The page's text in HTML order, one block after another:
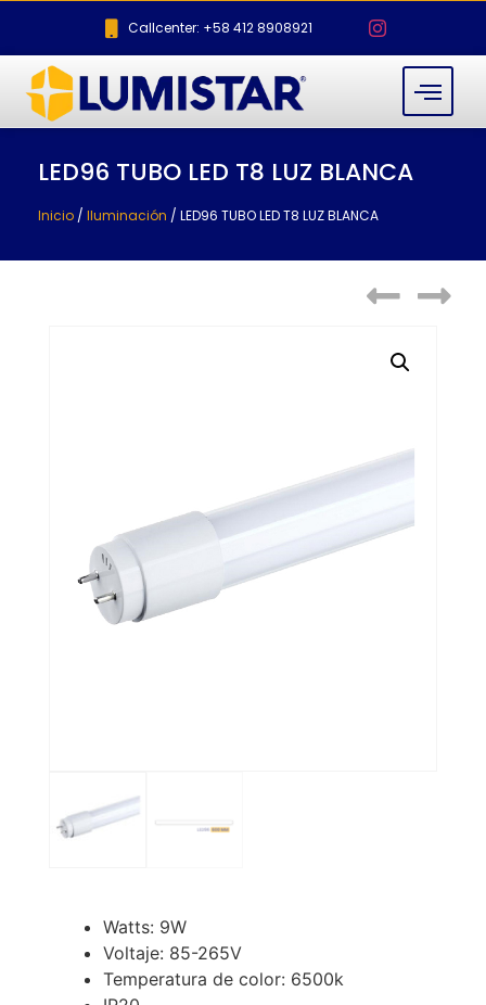
Callcenter: +58 412 8908921
LED96 TUBO LED T8 LUZ BLANCA
Inicio / Iluminación / LED96 TUBO LED T8 LUZ BLANCA
Watts: 9W
Voltaje: 85-265V
Temperatura de color: 6500k